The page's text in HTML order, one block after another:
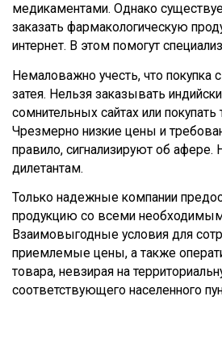
медикаментами. Однако
заказать фармакологическую
интернет. В этом помогут
Немаловажно учесть, что покупка
затея. Нельзя заказывать
сомнительных сайтах или покупать
Чрезмерно низкие цены и
правило, сигнализируют об афере.
дилетантам.
Только надежные компании
продукцию со всеми
Взаимовыгодные условия для
приемлемые цены, а также
товара, невзирая на
соответствующего населенного